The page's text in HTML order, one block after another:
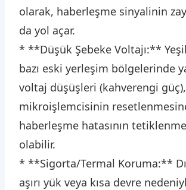
olarak, haberleşme sinyalinin
da yol açar.
* **Düşük Şebeke Voltajı:**
bazı eski yerleşim bölgelerinde
voltaj düşüşleri (kahverengi
mikroişlemcisinin
haberleşme hatasının
olabilir.
* **Sigorta/Termal Koruma:**
aşırı yük veya kısa devre